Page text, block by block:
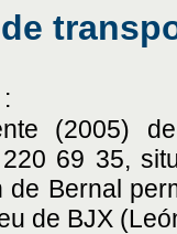
:
(2005)
69 35,
de Bernal
de BJX